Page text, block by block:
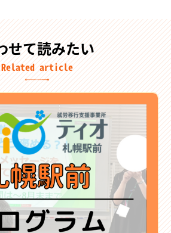
せて読みたい
Related article